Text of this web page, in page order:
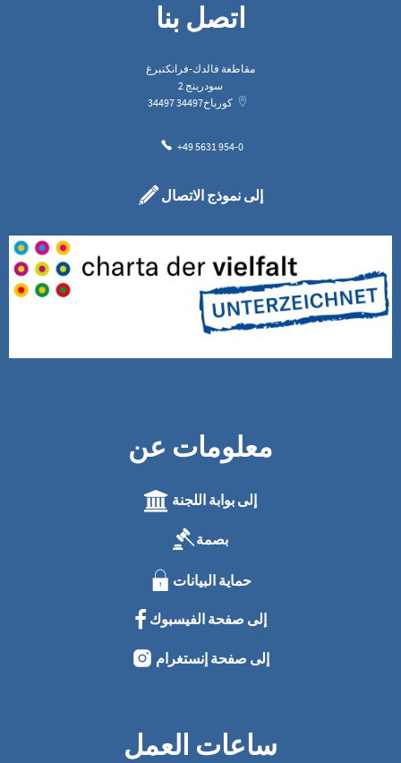
اتصل بنا
مقاطعة فالدك-فرانكنبرغ
سودرينج 2
34497
كورباخ34497
+49 5631 954-0
إلى نموذج الاتصال
معلومات عن
إلى بوابة اللجنة
بصمة
حماية البيانات
إلى صفحة الفيسبوك
إلى صفحة إنستغرام
ساعات العمل